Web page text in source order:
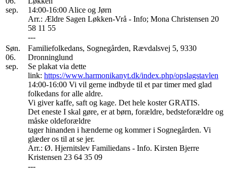
sep.
14:00-16:00 Alice og Jørn
Arr.: Ældre Sagen Løkken-Vrå - Info; Mona Christensen 20
58 11 55
---
Søn.
06.
sep.
Familiefolkedans, Sognegården, Rævdalsvej 5, 9330
Dronninglund
Se plakat via dette
link: https://www.harmonikanyt.dk/index.php/opslagstavlen
14:00-16:00 Vi vil gerne indbyde til et par timer med glad
folkedans for alle aldre.
Vi giver kaffe, saft og kage. Det hele koster GRATIS.
Det eneste I skal gøre, er at børn, forældre, bedsteforældre og
måske oldeforældre
tager hinanden i hænderne og kommer i Sognegården. Vi
glæder os til at se jer.
Arr.: Ø. Hjernitslev Familiedans - Info. Kirsten Bjerre
Kristensen 23 64 35 09
---